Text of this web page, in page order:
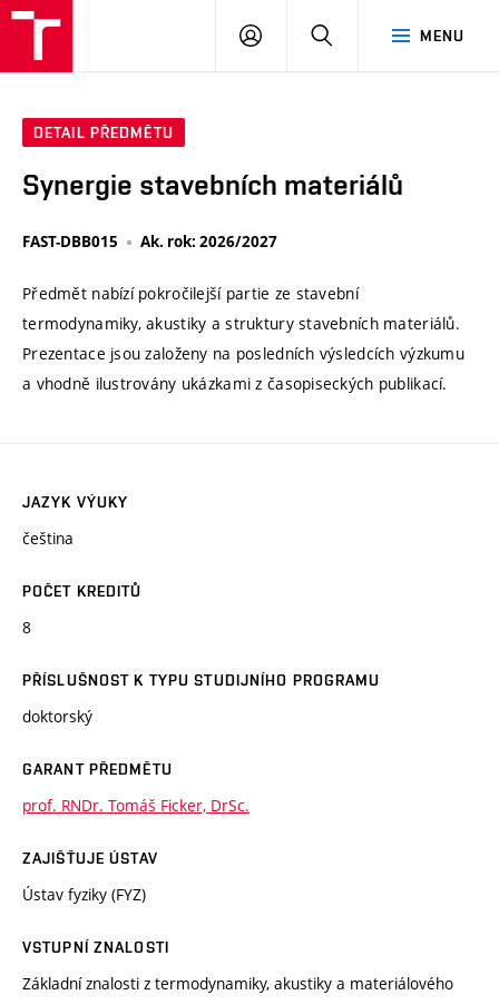
MENU
PŘIHLÁSIT
DETAIL PŘEDMĚTU
Synergie stavebních materiálů
FAST-DBB015 Ak. rok: 2026/2027
Předmět nabízí pokročilejší partie ze stavební
termodynamiky, akustiky a struktury stavebních materiálů.
Prezentace jsou založeny na posledních výsledcích výzkumu
a vhodně ilustrovány ukázkami z časopiseckých publikací.
JAZYK VÝUKY
čeština
POČET KREDITŮ
8
PŘÍSLUŠNOST K TYPU STUDIJNÍHO PROGRAMU
doktorský
GARANT PŘEDMĚTU
prof. RNDr. Tomáš Ficker, DrSc.
ZAJIŠŤUJE ÚSTAV
Ústav fyziky (FYZ)
VSTUPNÍ ZNALOSTI
Základní znalosti z termodynamiky, akustiky a materiálového